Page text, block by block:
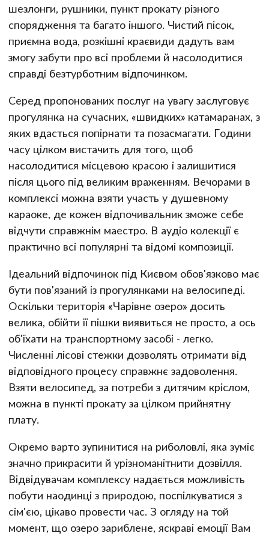
шезлонги, рушники, пункт прокату різного
спорядження та багато іншого. Чистий пісок,
приємна вода, розкішні краєвиди дадуть вам
змогу забути про всі проблеми й насолодитися
справді безтурботним відпочинком.
Серед пропонованих послуг на увагу заслуговує
прогулянка на сучасних, «швидких» катамаранах, з
яких вдасться попірнати та позасмагати. Години
часу цілком вистачить для того, щоб
насолодитися місцевою красою і залишитися
після цього під великим враженням. Вечорами в
комплексі можна взяти участь у душевному
караоке, де кожен відпочивальник зможе себе
відчути справжнім маестро. В аудіо колекції є
практично всі популярні та відомі композиції.
Ідеальний відпочинок під Києвом обов'язково має
бути пов'язаний із прогулянками на велосипеді.
Оскільки територія «Чарівне озеро» досить
велика, обійти її пішки виявиться не просто, а ось
об'їхати на транспортному засобі - легко.
Численні лісові стежки дозволять отримати від
відповідного процесу справжнє задоволення.
Взяти велосипед, за потреби з дитячим кріслом,
можна в пункті прокату за цілком прийнятну
плату.
Окремо варто зупинитися на риболовлі, яка зуміє
значно прикрасити й урізноманітнити дозвілля.
Відвідувачам комплексу надається можливість
побути наодинці з природою, поспілкуватися з
сім'єю, цікаво провести час. З огляду на той
момент, що озеро зариблене, яскраві емоції Вам